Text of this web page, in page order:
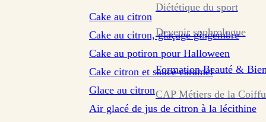
Diététique du sport
Devenir sophrologue
Formation Beauté &
CAP Métiers de la
Cake au citron
sur 43 avis
Cake au citron, glaçage gingembre
sur 136 avis
Cake au potiron pour Halloween
Cake citron et sauce caramel
Glace au citron
Air glacé de jus de citron à la lécithine